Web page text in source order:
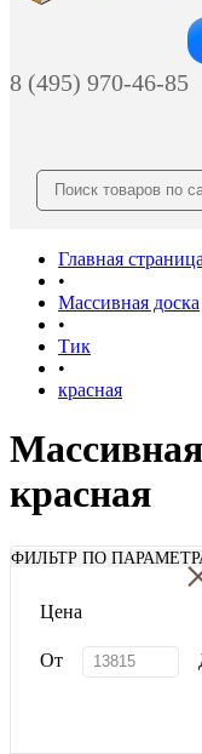
8 (495) 970-46-85
Главная страница
•
Массивная доска
•
Тик
•
красная
красная
ФИЛЬТР ПО
Цена
От